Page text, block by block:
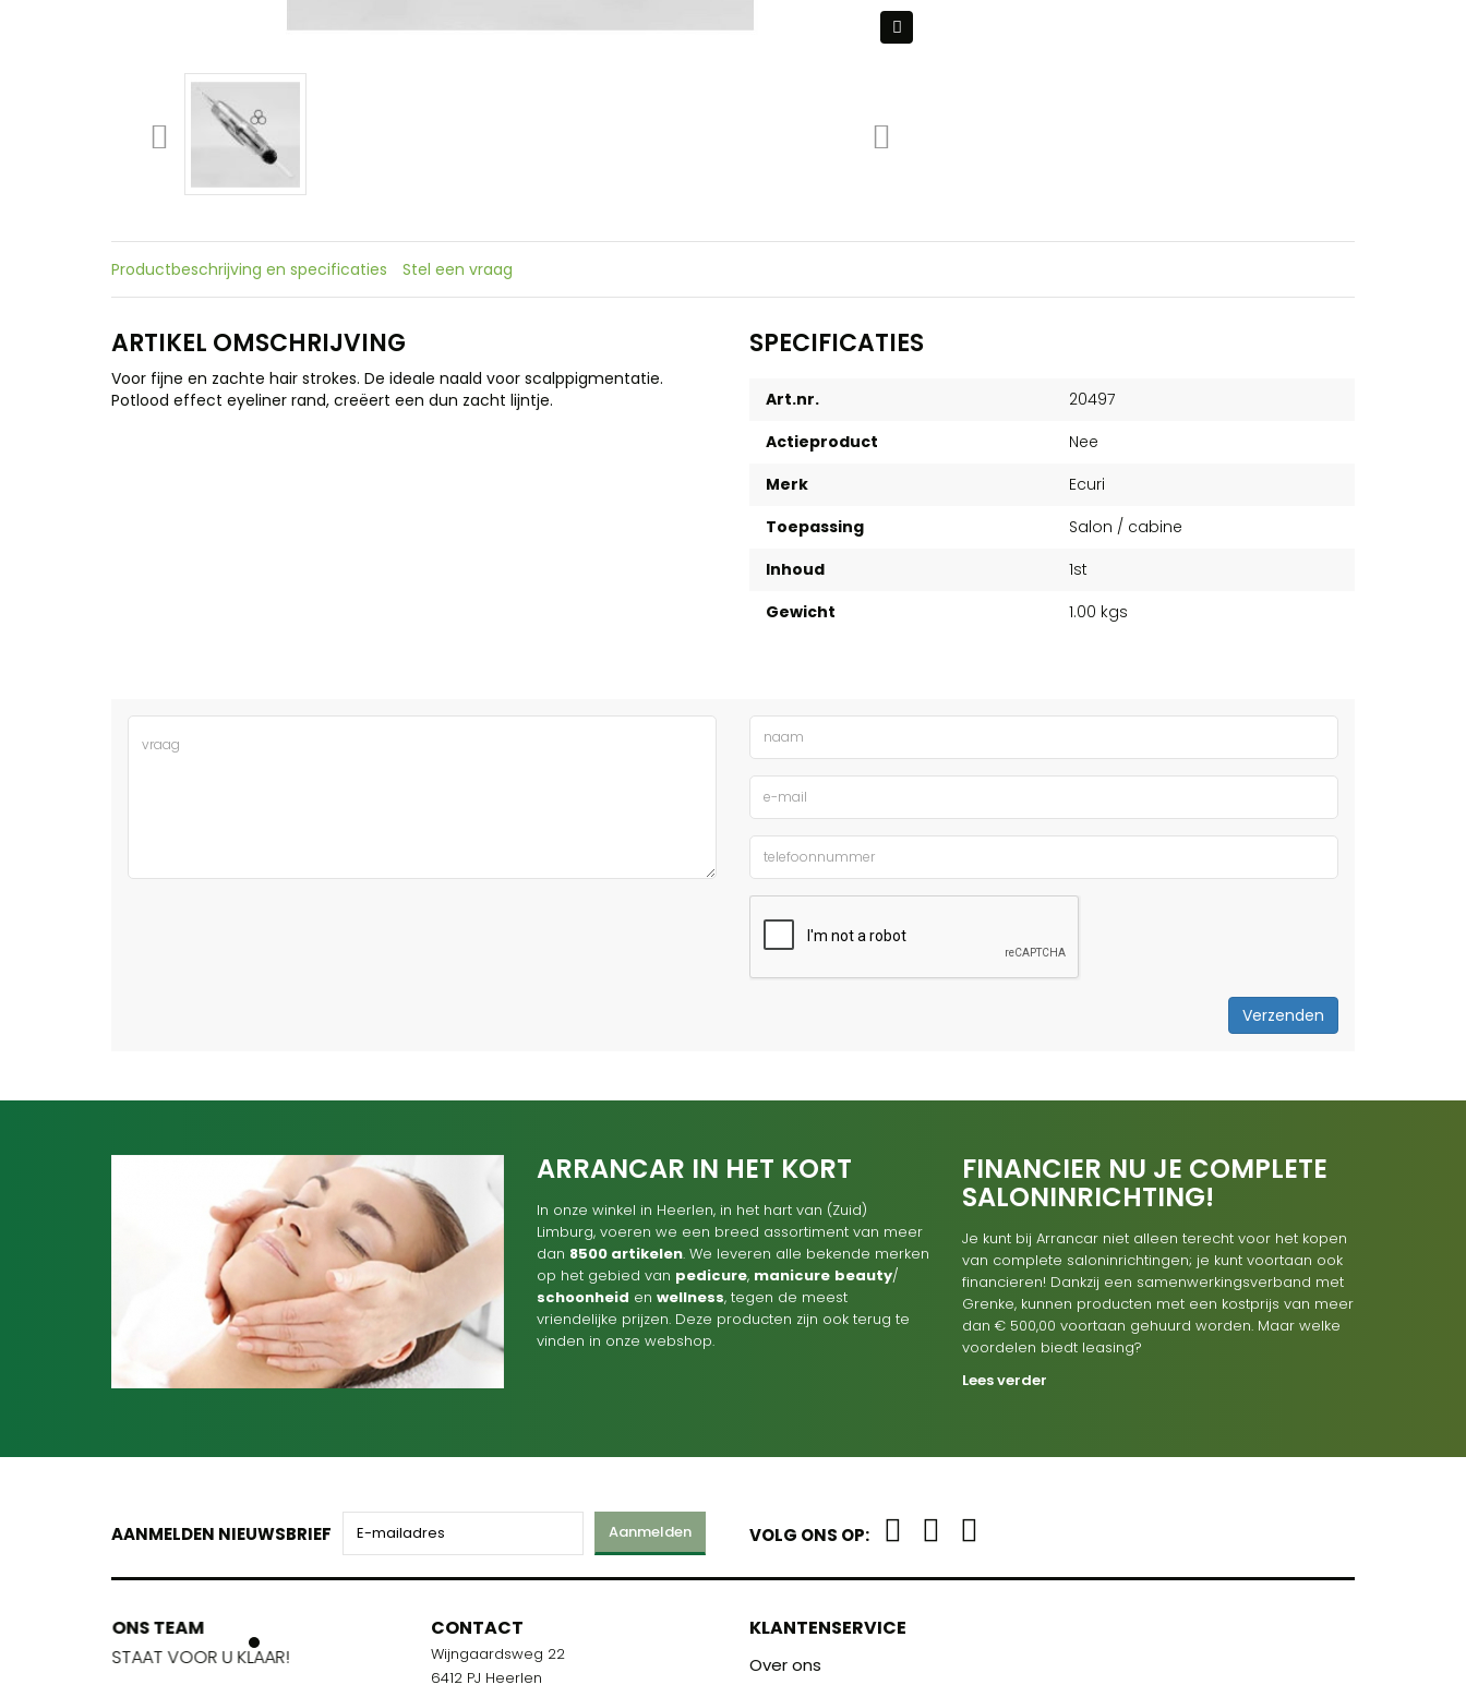
Productbeschrijving en specificaties Stel een vraag
ARTIKEL OMSCHRIJVING
Voor fijne en zachte hair strokes. De ideale naald voor scalppigmentatie.
Potlood effect eyeliner rand, creëert een dun zacht lijntje.
SPECIFICATIES
Art.nr.
20497
Actieproduct
Nee
Merk
Ecuri
Toepassing
Salon / cabine
Inhoud
1st
Gewicht
1.00 kgs
Verzenden
ARRANCAR IN HET KORT
In onze winkel in Heerlen, in het hart van (Zuid)
Limburg, voeren we een breed assortiment van meer
dan 8500 artikelen. We leveren alle bekende merken
op het gebied van pedicure, manicure beauty/
schoonheid en wellness, tegen de meest
vriendelijke prijzen. Deze producten zijn ook terug te
vinden in onze webshop.
FINANCIER NU JE COMPLETE
SALONINRICHTING!
Je kunt bij Arrancar niet alleen terecht voor het kopen
van complete saloninrichtingen; je kunt voortaan ook
financieren! Dankzij een samenwerkingsverband met
Grenke, kunnen producten met een kostprijs van meer
dan € 500,00 voortaan gehuurd worden. Maar welke
voordelen biedt leasing?
Lees verder
AANMELDEN NIEUWSBRIEF Aanmelden VOLG ONS OP:
ONS TEAM
STAAT VOOR U KLAAR!
ONS TEAM
STAAT VOOR U KLAAR!
CONTACT
Wijngaardsweg 22
6412 PJ Heerlen
KLANTENSERVICE
Over ons